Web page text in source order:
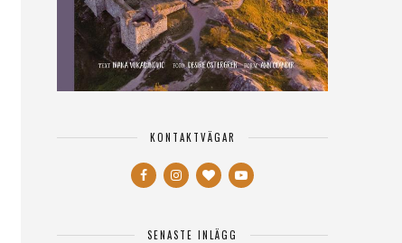
KONTAKTVÄGAR
SENASTE INLÄGG